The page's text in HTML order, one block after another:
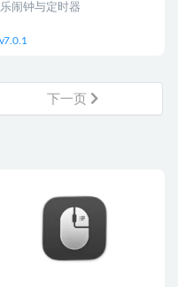
闹钟与定时器
下一页